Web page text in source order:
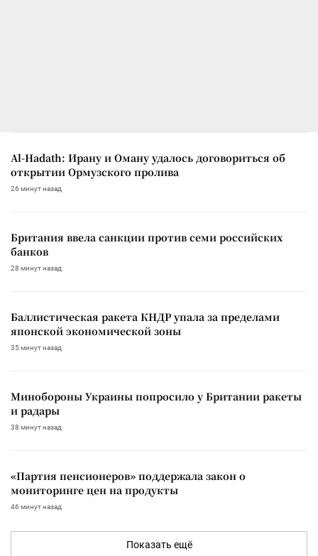
Al-Hadath: Ирану и Оману удалось договориться об
открытии Ормузского пролива
26 минут назад
Британия ввела санкции против семи российских
банков
28 минут назад
Баллистическая ракета КНДР упала за пределами
японской экономической зоны
35 минут назад
Минобороны Украины попросило у Британии ракеты
и радары
38 минут назад
«Партия пенсионеров» поддержала закон о
мониторинге цен на продукты
46 минут назад
Показать ещё